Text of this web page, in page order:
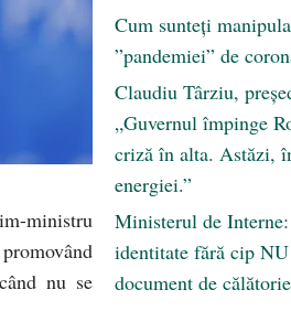
ministru
nu se
Cum sunteți
”pandemiei” de
Claudiu Târziu,
„Guvernul împinge
criză în alta. Astăzi,
energiei.”
Ministerul de
identitate fără cip NU
document de călătorie